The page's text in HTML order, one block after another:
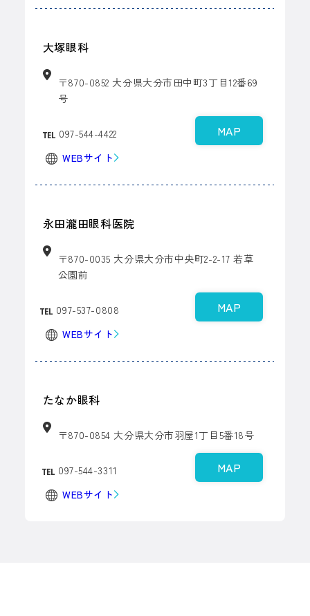
大塚眼科
〒870-0852 大分県大分市田中町3丁目12番69
号
097-544-4422
WEBサイト
MAP
永田瀧田眼科医院
〒870-0035 大分県大分市中央町2-2-17若草
公園前
097-537-0808
WEBサイト
MAP
たなか眼科
〒870-0854 大分県大分市羽屋1丁目5番18号
097-544-3311
WEBサイト
MAP